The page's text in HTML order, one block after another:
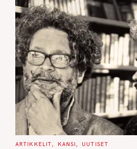
C
ARTIKKELIT KANSI UUTISET